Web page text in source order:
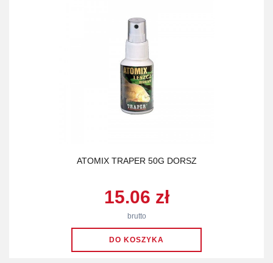
ATOMIX TRAPER 50G DORSZ
15.06 zł
brutto